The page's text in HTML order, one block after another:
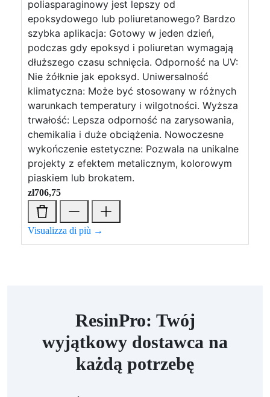
poliasparaginowy jest lepszy od
epoksydowego lub poliuretanowego? Bardzo
szybka aplikacja: Gotowy w jeden dzień,
podczas gdy epoksyd i poliuretan wymagają
dłuższego czasu schnięcia. Odporność na UV:
Nie żółknie jak epoksyd. Uniwersalność
klimatyczna: Może być stosowany w różnych
warunkach temperatury i wilgotności. Wyższa
trwałość: Lepsza odporność na zarysowania,
chemikalia i duże obciążenia. Nowoczesne
wykończenie estetyczne: Pozwala na unikalne
projekty z efektem metalicznym, kolorowym
piaskiem lub brokatem.
zł706,75
Visualizza di più →
ResinPro: Twój
wyjątkowy dostawca na
każdą potrzebę